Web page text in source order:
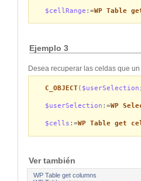
$cellRange :=WP Table
Ejemplo 3
Desea recuperar las celdas que
C_OBJECT( $userSelection ;
$userSelection :=WP
$cells :=WP Table get
Ver también
WP Table get columns